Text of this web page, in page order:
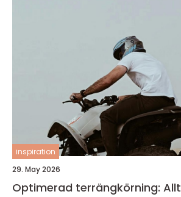
inspiration
29. May 2026
Optimerad terrängkörning: